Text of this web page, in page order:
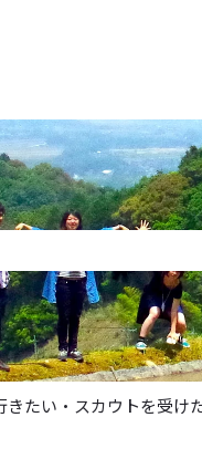
せん。
きたい・スカウトを受け